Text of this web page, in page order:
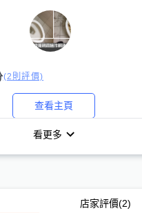
(2 則評價)
查看主頁
看更多
店家評價(2)